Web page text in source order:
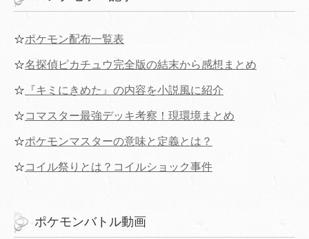
☆ポケモン配布一覧表
☆名探偵ピカチュウ完全版の結末から感想まとめ
☆ 『キミにきめた』の内容を小説風に紹介
☆コマスター最強デッキ考察！現環境まとめ
☆ポケモンマスターの意味と定義とは？
☆コイル祭りとは？コイルショック事件
ポケモンバトル動画